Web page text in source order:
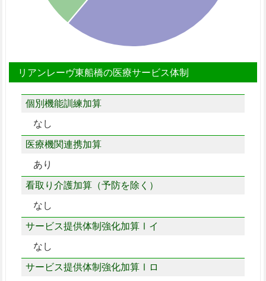
リアンレーヴ東船橋の医療サービス体制
個別機能訓練加算
なし
医療機関連携加算
あり
看取り介護加算（予防を除く）
なし
サービス提供体制強化加算Ⅰイ
なし
サービス提供体制強化加算Ⅰロ